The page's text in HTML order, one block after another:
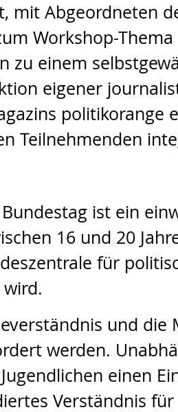
mit Abgeordneten
Workshop-
zu einem
eigener
politikorange
Teilnehmenden
ist ein
16 und 20
für
und die
werden.
einen
Verständnis